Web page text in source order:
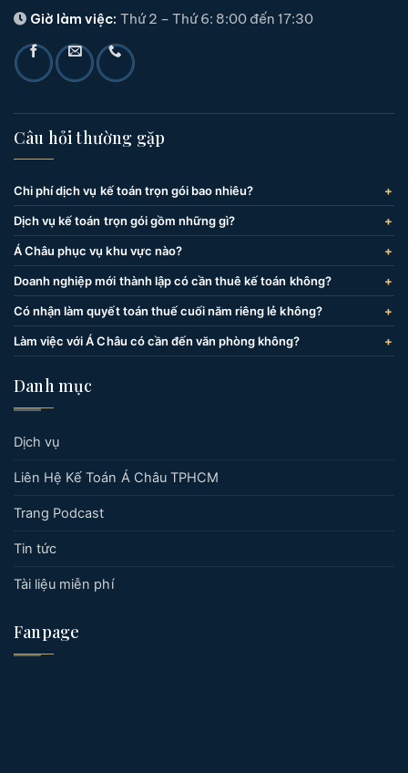
Giờ làm việc: Thứ 2 – Thứ 6: 8:00 đến 17:30
Câu hỏi thường gặp
Chi phí dịch vụ kế toán trọn gói bao nhiêu?
Dịch vụ kế toán trọn gói gồm những gì?
Á Châu phục vụ khu vực nào?
Doanh nghiệp mới thành lập có cần thuê kế toán không?
Có nhận làm quyết toán thuế cuối năm riêng lẻ không?
Làm việc với Á Châu có cần đến văn phòng không?
Danh mục
Dịch vụ
Liên Hệ Kế Toán Á Châu TPHCM
Trang Podcast
Tin tức
Tài liệu miễn phí
Fanpage